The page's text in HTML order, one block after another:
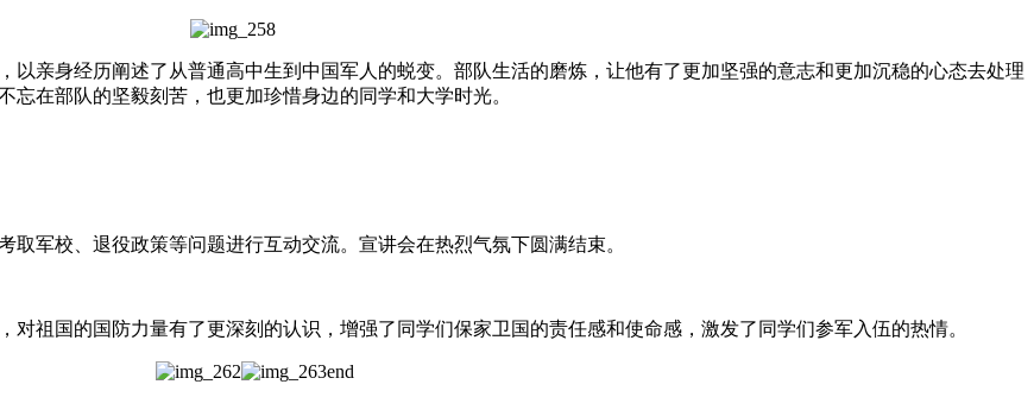
亲身经历阐述了从普通高中生到中国军人的蜕变。部队生活的磨炼，让他有了更加坚强的意志和更加沉稳的心态去处理
在部队的坚毅刻苦，也更加珍惜身边的同学和大学时光。
校、退役政策等问题进行互动交流。宣讲会在热烈气氛下圆满结束。
国的国防力量有了更深刻的认识，增强了同学们保家卫国的责任感和使命感，激发了同学们参军入伍的热情。
end